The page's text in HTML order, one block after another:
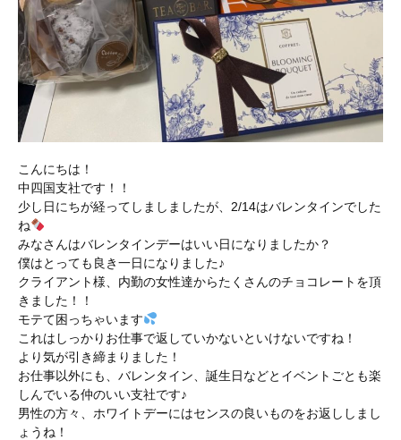
こんにちは！
中四国支社です！！
少し日にちが経ってしましましたが、2/14はバレンタインでした
ね
みなさんはバレンタインデーはいい日になりましたか？
僕はとっても良き一日になりました♪
クライアント様、内勤の女性達からたくさんのチョコレートを頂
きました！！
モテて困っちゃいます
これはしっかりお仕事で返していかないといけないですね！
より気が引き締まりました！
お仕事以外にも、バレンタイン、誕生日などとイベントごとも楽
しんでいる仲のいい支社です♪
男性の方々、ホワイトデーにはセンスの良いものをお返ししまし
ょうね！